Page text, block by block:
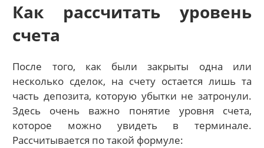
Как рассчитать уровень
счета
После того, как были закрыты одна или
несколько сделок, на счету остается лишь та
часть депозита, которую убытки не затронули.
Здесь очень важно понятие уровня счета,
которое можно увидеть в терминале.
Рассчитывается по такой формуле: